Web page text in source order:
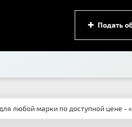
Подать
любой марки по доступной цене -